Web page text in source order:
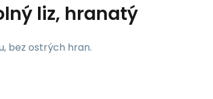
liz, hranatý
bez ostrých hran.